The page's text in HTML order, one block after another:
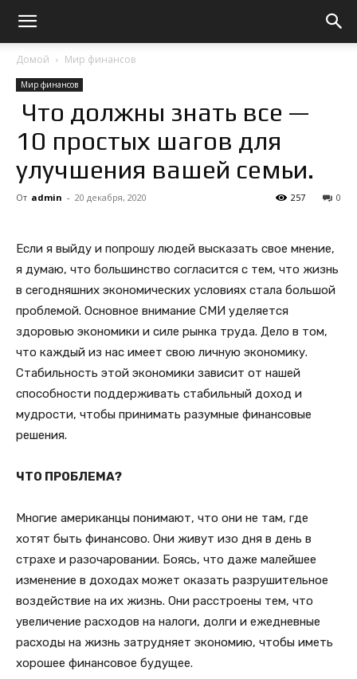
Домой Мир финансов
Мир финансов
Что должны знать все —
10 простых шагов для
улучшения вашей семьи.
От admin - 20 декабря, 2020 0
257
Если я выйду и попрошу людей высказать свое мнение,
я думаю, что большинство согласится с тем, что жизнь
в сегодняшних экономических условиях стала большой
проблемой. Основное внимание СМИ уделяется
здоровью экономики и силе рынка труда. Дело в том,
что каждый из нас имеет свою личную экономику.
Стабильность этой экономики зависит от нашей
способности поддерживать стабильный доход и
мудрости, чтобы принимать разумные финансовые
решения.
ЧТО ПРОБЛЕМА?
Многие американцы понимают, что они не там, где
хотят быть финансово. Они живут изо дня в день в
страхе и разочаровании. Боясь, что даже малейшее
изменение в доходах может оказать разрушительное
воздействие на их жизнь. Они расстроены тем, что
увеличение расходов на налоги, долги и ежедневные
расходы на жизнь затрудняет экономию, чтобы иметь
хорошее финансовое будущее.